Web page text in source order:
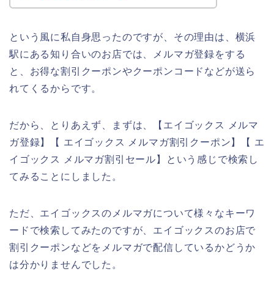
という風に私自身思ったのですが、その理由は、横浜
駅にある知り合いのお店では、メルマガ登録をする
と、お得な割引クーポンやクーポンコードなどが送ら
れてくるからです。
だから、とりあえず、まずは、【エイゴックス メルマ
ガ登録】【 エイゴックス メルマガ割引クーポン】【 エ
イゴックス メルマガ割引セール】という感じで検索し
てみることにしました。
ただ、エイゴックスのメルマガについて様々なキーワ
ードで検索してみたのですが、エイゴックスのお店で
割引クーポンなどをメルマガで配信しているかどうか
は分かりませんでした。